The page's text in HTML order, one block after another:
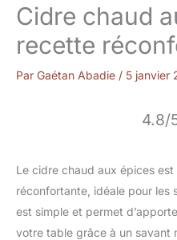
Cidre chaud
recette
Par Gaétan Abadie / 5 janvier
4.8/
Le cidre chaud aux épices
réconfortante, idéale pour les
est simple et permet
votre table grâce à un savant